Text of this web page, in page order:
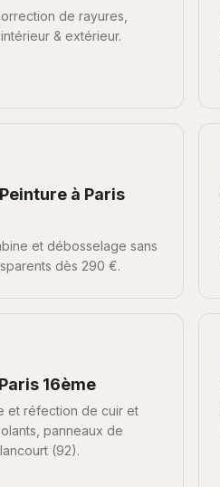
de rayures,
& extérieur.
à Paris
et débosselage sans
dès 290 €.
Paris 16ème
et réfection de cuir et
panneaux de
(92).